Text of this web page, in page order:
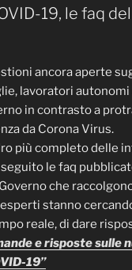
19, le faq
ancora aperte
lavoratori autonomi
in contrasto a
da Corona Virus.
più completo delle
le faq
che
stanno
reale, di dare
e risposte sulle
19”